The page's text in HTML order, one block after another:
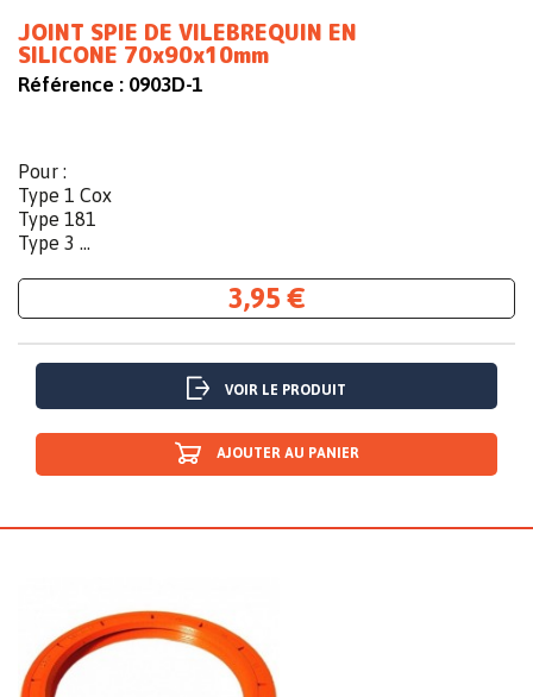
JOINT SPIE DE VILEBREQUIN EN
SILICONE 70x90x10mm
Référence : 0903D-1
Pour :
Type 1 Cox
Type 181
Type 3 ...
3,95 €
VOIR LE PRODUIT
AJOUTER AU PANIER